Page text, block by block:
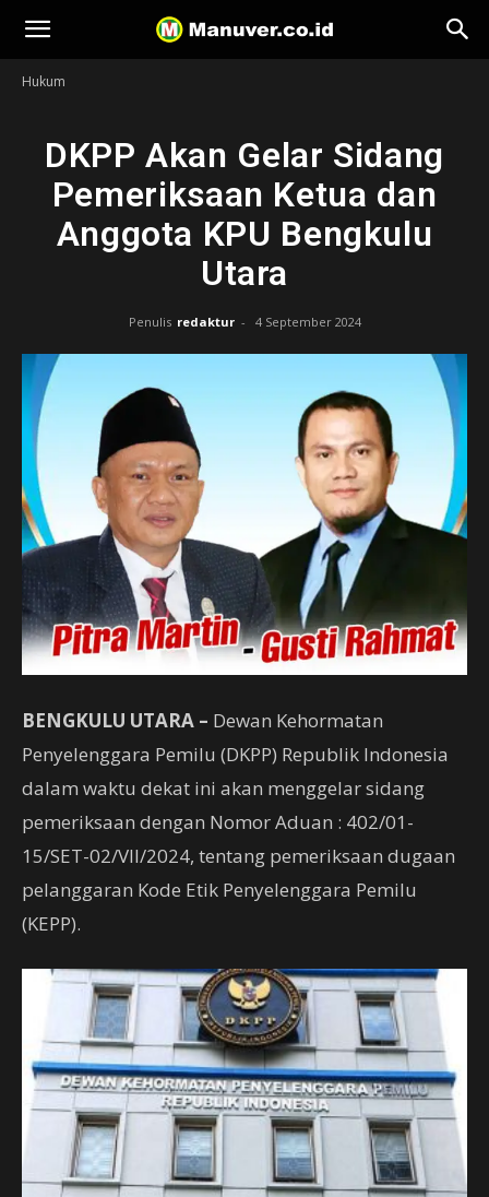
Manuver
Hukum
DKPP Akan Gelar Sidang
Pemeriksaan Ketua dan
Anggota KPU Bengkulu
Utara
Penulis redaktur - 4 September 2024
BENGKULU UTARA – Dewan Kehormatan
Penyelenggara Pemilu (DKPP) Republik Indonesia
dalam waktu dekat ini akan menggelar sidang
pemeriksaan dengan Nomor Aduan : 402/01-
15/SET-02/VII/2024, tentang pemeriksaan dugaan
pelanggaran Kode Etik Penyelenggara Pemilu
(KEPP).